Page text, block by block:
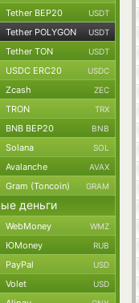
Tether BEP20 USDT
Tether POLYGON USDT
Tether TON USDT
USDC ERC20 USDC
Zcash ZEC
TRON TRX
BNB BEP20 BNB
Solana SOL
Avalanche AVAX
Gram (Toncoin) GRAM
деньги
WebMoney WMZ
ЮMoney RUB
PayPal USD
Volet USD